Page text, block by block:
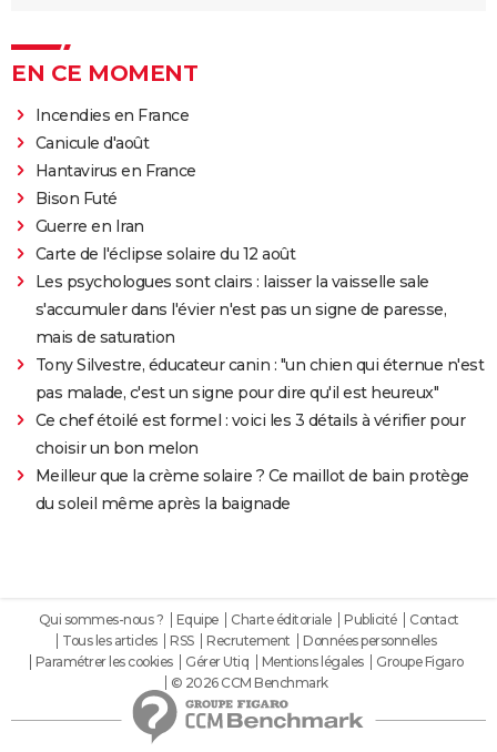
EN CE MOMENT
Incendies en France
Canicule d'août
Hantavirus en France
Bison Futé
Guerre en Iran
Carte de l'éclipse solaire du 12 août
Les psychologues sont clairs : laisser la vaisselle sale
s'accumuler dans l'évier n'est pas un signe de paresse,
mais de saturation
Tony Silvestre, éducateur canin : "un chien qui éternue n'est
pas malade, c'est un signe pour dire qu'il est heureux"
Ce chef étoilé est formel : voici les 3 détails à vérifier pour
choisir un bon melon
Meilleur que la crème solaire ? Ce maillot de bain protège
du soleil même après la baignade
Qui sommes-nous ? Equipe Charte éditoriale Publicité
Contact
Tous les articles
RSS Recrutement
Données personnelles
Paramétrer les cookies
Gérer Utiq Mentions légales
Groupe Figaro
© 2026 CCM Benchmark